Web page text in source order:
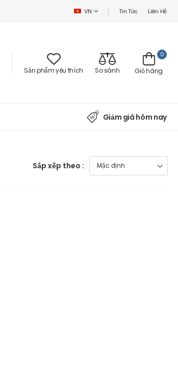
VN Tin Tức Liên Hệ
Sản phẩm yêu thích So sánh
0
Giỏ hàng
Giảm giá hôm nay
Sắp xếp theo :